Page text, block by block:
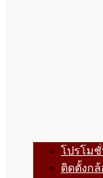
โปรโมชั่
ติดตั้งกล้